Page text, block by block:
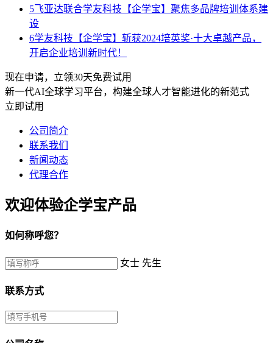
5飞亚达联合学友科技【企学宝】聚焦多品牌培训体系建
设
6学友科技【企学宝】斩获2024培英奖·十大卓越产品，
开启企业培训新时代！
现在申请，立领30天免费试用
新一代AI全球学习平台，构建全球人才智能进化的新范式
立即试用
公司简介
联系我们
新闻动态
代理合作
欢迎体验企学宝产品
如何称呼您？
女士 先生
联系方式